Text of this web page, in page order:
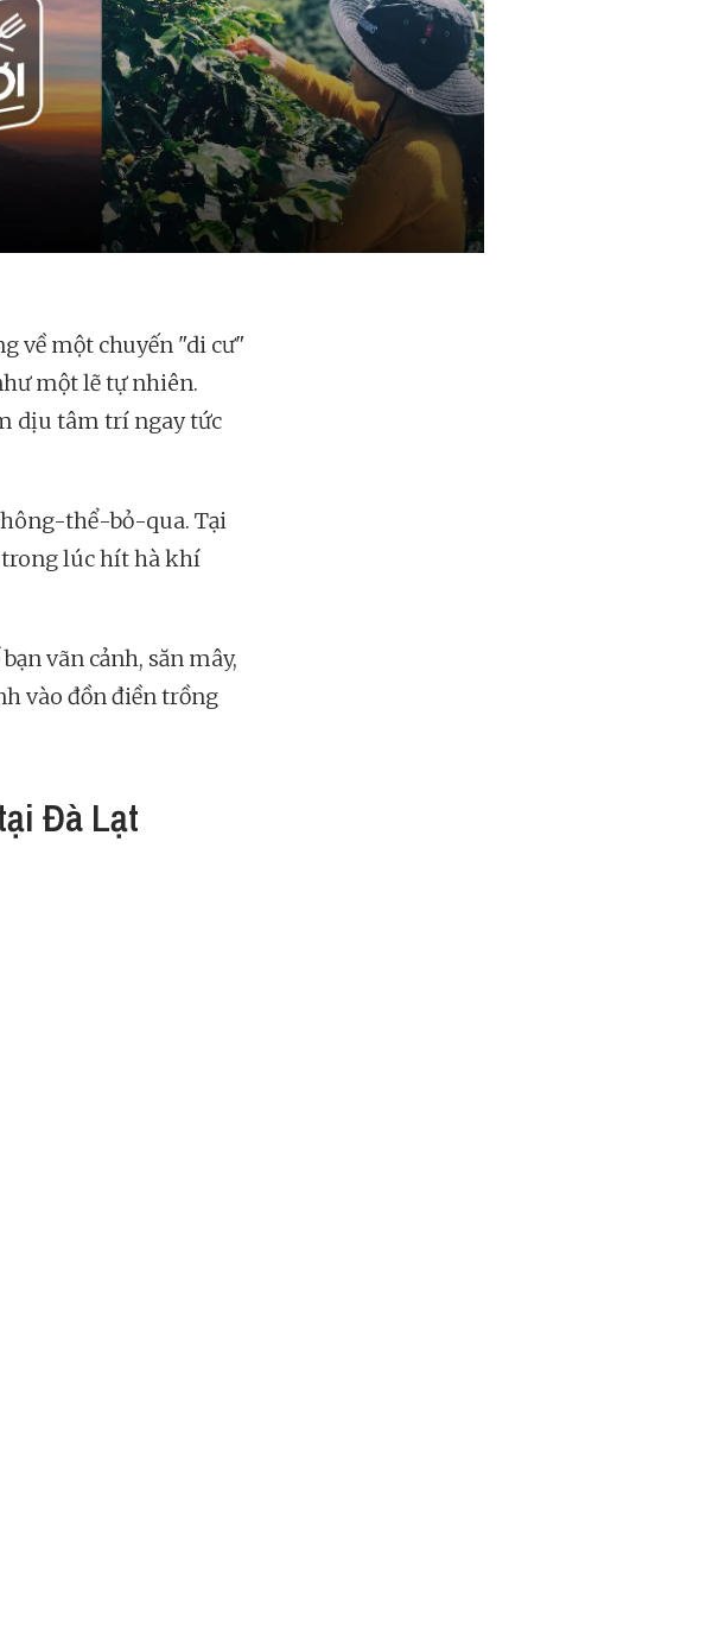
về một chuyến "di cư"
một lẽ tự nhiên.
dịu tâm trí ngay tức
thể-bỏ-qua. Tại
trong lúc hít hà khí
vãn cảnh, săn mây,
vào đồn điền trồng
Đà Lạt